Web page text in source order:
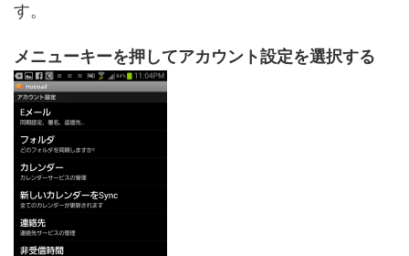
す。
メニューキーを押してアカウント設定を選択する